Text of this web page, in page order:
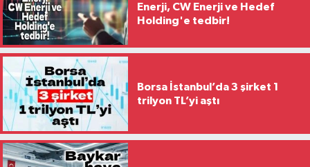
Enerji, CW Enerji ve Hedef
Holding'e tedbir!
Borsa İstanbul’da 3 şirket 1
trilyon TL’yi aştı